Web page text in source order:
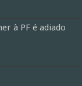
à PF é adiado